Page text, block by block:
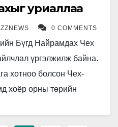
уриаллаа
0 COMMENTS
Бүгд Найрамдах Чех
үргэлжилж байна.
хотноо болсон Чех-
хоёр орны төрийн